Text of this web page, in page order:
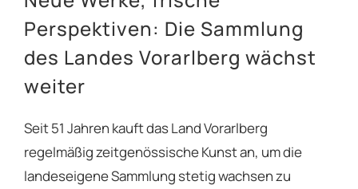
Perspektiven: Die Sammlung
des Landes Vorarlberg wächst
weiter
Seit 51 Jahren kauft das Land Vorarlberg
regelmäßig zeitgenössische Kunst an, um die
landeseigene Sammlung stetig wachsen zu